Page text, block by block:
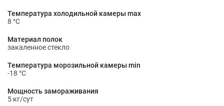
Температура холодильной камеры max
8 °С
Материал полок
закаленное стекло
Температура морозильной камеры min
-18 °С
Мощность замораживания
5 кг/сут